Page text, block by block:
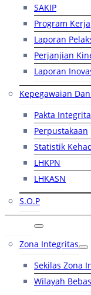
SAKIP
Program Kerja
Laporan
Perjanjian
Laporan
Kepegawaian
Pakta
Perpustakaan
Statistik
LHKPN
LHKASN
S.O.P
Zona Integritas
Sekilas Zona
Wilayah